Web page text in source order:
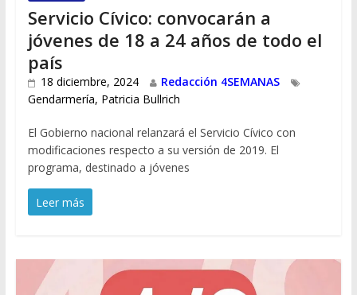
Servicio Cívico: convocarán a
jóvenes de 18 a 24 años de todo el
país
18 diciembre, 2024
Redacción 4SEMANAS
Gendarmería, Patricia Bullrich
El Gobierno nacional relanzará el Servicio Cívico con
modificaciones respecto a su versión de 2019. El
programa, destinado a jóvenes
Leer más